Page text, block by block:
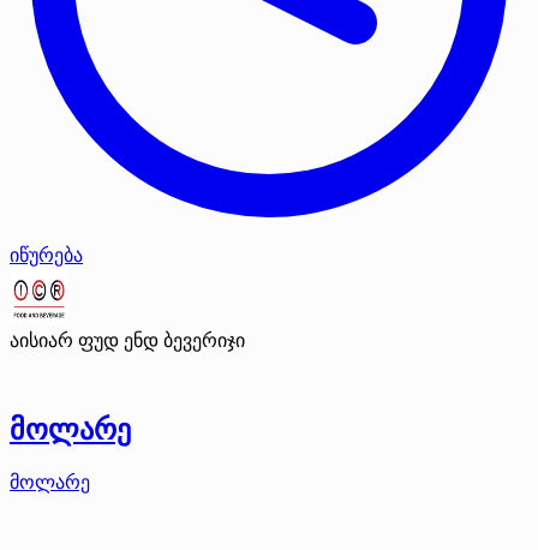
იწურება
აისიარ ფუდ ენდ ბევერიჯი
მოლარე
მოლარე